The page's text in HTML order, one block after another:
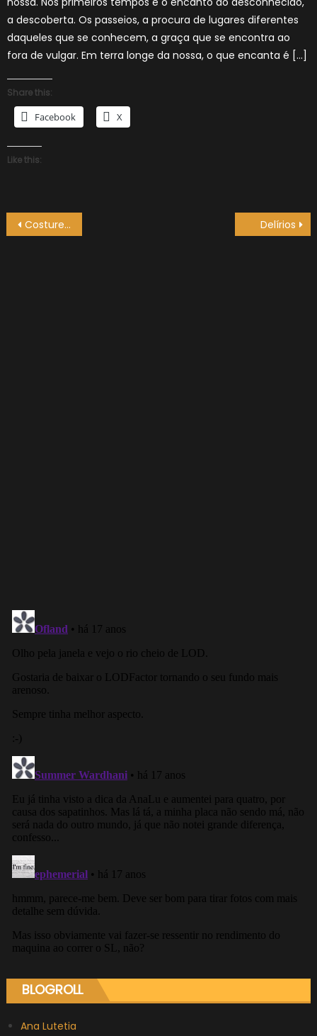
a descoberta. Os passeios, a procura de lugares diferentes
daqueles que se conhecem, a graça que se encontra ao
fora de vulgar. Em terra longe da nossa, o que encanta é […]
Share this:
Facebook X
Like this:
Navegação
Costureira precisa-se pra baínhas Delírios
BLOGROLL
Ana Lutetia